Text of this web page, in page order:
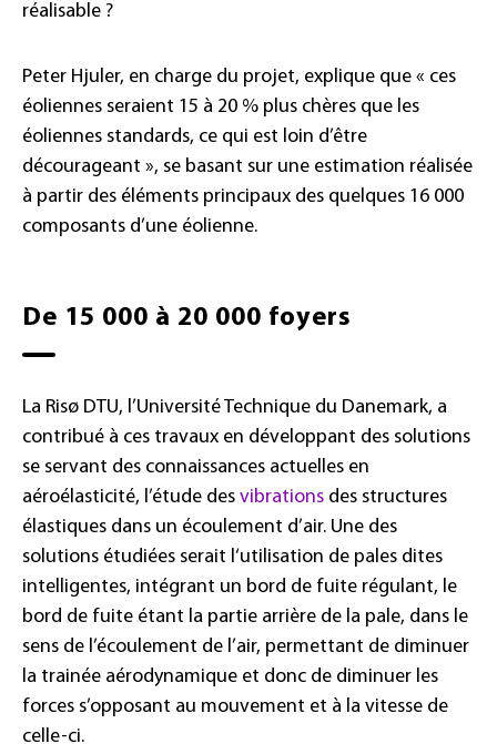
réalisable ?
Peter Hjuler, en charge du projet, explique que « ces
éoliennes seraient 15 à 20 % plus chères que les
éoliennes standards, ce qui est loin d’être
décourageant », se basant sur une estimation réalisée
à partir des éléments principaux des quelques 16 000
composants d’une éolienne.
De 15 000 à 20 000 foyers
La Risø DTU, l’Université Technique du Danemark, a
contribué à ces travaux en développant des solutions
se servant des connaissances actuelles en
aéroélasticité, l’étude des vibrations des structures
élastiques dans un écoulement d’air. Une des
solutions étudiées serait l‘utilisation de pales dites
intelligentes, intégrant un bord de fuite régulant, le
bord de fuite étant la partie arrière de la pale, dans le
sens de l’écoulement de l’air, permettant de diminuer
la trainée aérodynamique et donc de diminuer les
forces s’opposant au mouvement et à la vitesse de
celle-ci.